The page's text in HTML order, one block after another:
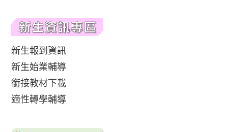
新生報到資訊
新生始業輔導
銜接教材下載
適性轉學輔導